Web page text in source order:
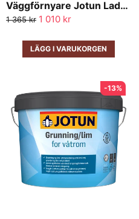
Väggförnyare Jotun Lady Minerals Revive 10L
1 365 kr 1 010 kr
LÄGG I VARUKORGEN
-13%